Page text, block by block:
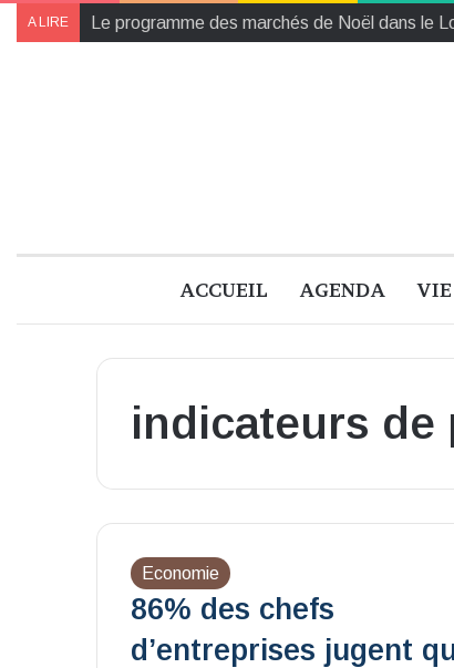
A LIRE Le programme des marchés de Noël dans le
ACCUEIL AGENDA VIE
indicateurs de
Economie
86% des chefs
d’entreprises jugent